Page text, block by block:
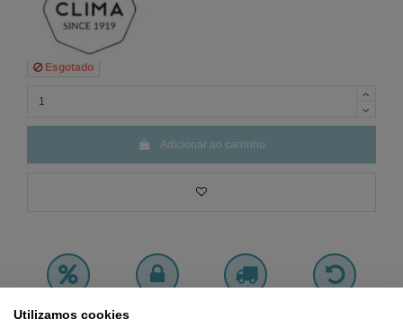
Esgotado
Adicionar ao carrinho
Garantido
Utilizamos cookies